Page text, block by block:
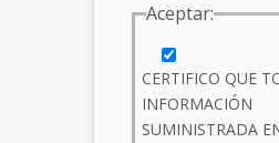
Aceptar:
CERTIFICO QUE
INFORMACIÓN
SUMINISTRADA